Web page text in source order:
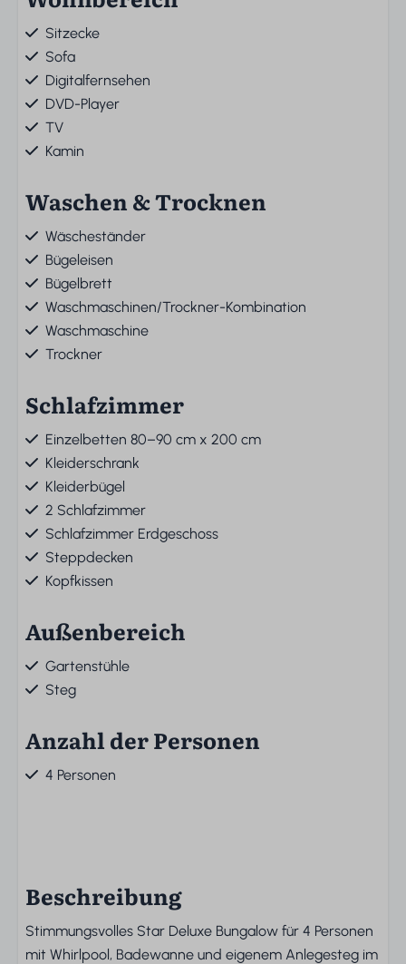
Sitzecke
Sofa
Digitalfernsehen
DVD-Player
TV
Kamin
Waschen & Trocknen
Wäscheständer
Bügeleisen
Bügelbrett
Waschmaschinen/Trockner-Kombination
Waschmaschine
Trockner
Schlafzimmer
Einzelbetten 80–90 cm x 200 cm
Kleiderschrank
Kleiderbügel
2 Schlafzimmer
Schlafzimmer Erdgeschoss
Steppdecken
Kopfkissen
Außenbereich
Gartenstühle
Steg
Anzahl der Personen
4 Personen
Beschreibung
Stimmungsvolles Star Deluxe Bungalow für 4 Personen
mit Whirlpool, Badewanne und eigenem Anlegesteg im